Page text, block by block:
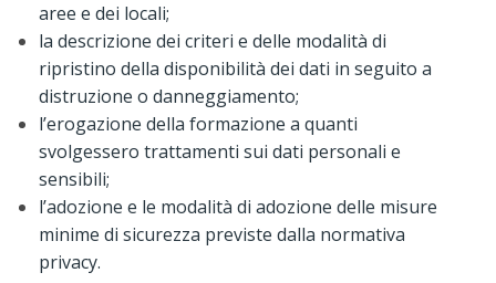
aree e dei locali;
la descrizione dei criteri e delle modalità di
ripristino della disponibilità dei dati in seguito a
distruzione o danneggiamento;
l’erogazione della formazione a quanti
svolgessero trattamenti sui dati personali e
sensibili;
l’adozione e le modalità di adozione delle misure
minime di sicurezza previste dalla normativa
privacy.